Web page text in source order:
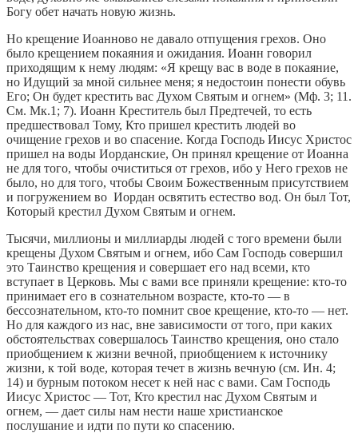
Богу обет начать новую жизнь.
Но крещение Иоанново не давало отпущения грехов. Оно
было крещением покаяния и ожидания. Иоанн говорил
приходящим к нему людям: «Я крещу вас в воде в покаяние,
но Идущий за мной сильнее меня; я недостоин понести обувь
Его; Он будет крестить вас Духом Святым и огнем» (Мф. 3; 11.
См. Мк.1; 7). Иоанн Креститель был Предтечей, то есть
предшествовал Тому, Кто пришел крестить людей во
очищение грехов и во спасение. Когда Господь Иисус Христос
пришел на воды Иорданские, Он принял крещение от Иоанна
не для того, чтобы очиститься от грехов, ибо у Него грехов не
было, но для того, чтобы Своим Божественным присутствием
и погружением во Иордан освятить естество вод. Он был Тот,
Который крестил Духом Святым и огнем.
Тысячи, миллионы и миллиарды людей с того времени были
крещены Духом Святым и огнем, ибо Сам Господь совершил
это Таинство крещения и совершает его над всеми, кто
вступает в Церковь. Мы с вами все приняли крещение: кто-то
принимает его в сознательном возрасте, кто-то — в
бессознательном, кто-то помнит свое крещение, кто-то — нет.
Но для каждого из нас, вне зависимости от того, при каких
обстоятельствах совершалось Таинство крещения, оно стало
приобщением к жизни вечной, приобщением к источнику
жизни, к той воде, которая течет в жизнь вечную (см. Ин. 4;
14) и бурным потоком несет к ней нас с вами. Сам Господь
Иисус Христос — Тот, Кто крестил нас Духом Святым и
огнем, — дает силы нам нести наше христианское
послушание и идти по пути ко спасению.